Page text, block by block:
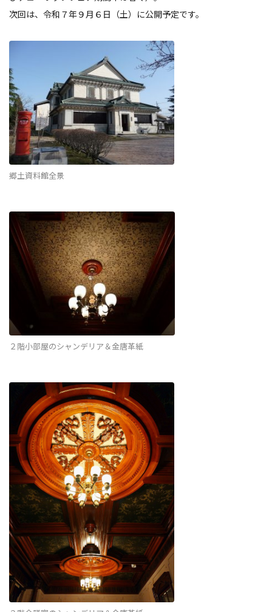
次回は、令和７年９月６日（土）に公開予定です。
郷土資料館全景
２階小部屋のシャンデリア＆金唐革紙